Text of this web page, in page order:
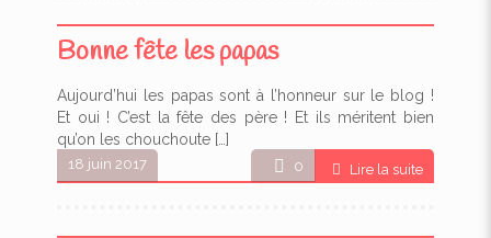
18 juin 2017
Bonne fête les papas
Aujourd’hui les papas sont à l’honneur sur le blog !
Et oui ! C’est la fête des père ! Et ils méritent bien
qu’on les chouchoute […]
0 Lire la suite